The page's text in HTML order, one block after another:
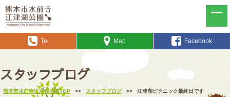
Tel Map Facebook
スタッフブログ
熊本市水前寺江津湖公園TOP >> スタッフブログ >> 江津湖ピクニック最終日です